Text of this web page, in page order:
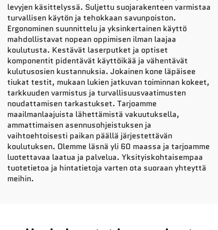
levyjen käsittelyssä. Suljettu suojarakenteen varmistaa
turvallisen käytön ja tehokkaan savunpoiston.
Ergonominen suunnittelu ja yksinkertainen käyttö
mahdollistavat nopean oppimisen ilman laajaa
koulutusta. Kestävät laserputket ja optiset
komponentit pidentävät käyttöikää ja vähentävät
kulutusosien kustannuksia. Jokainen kone läpäisee
tiukat testit, mukaan lukien jatkuvan toiminnan kokeet,
tarkkuuden varmistus ja turvallisuusvaatimusten
noudattamisen tarkastukset. Tarjoamme
maailmanlaajuista lähettämistä vakuutuksella,
ammattimaisen asennusohjeistuksen ja
vaihtoehtoisesti paikan päällä järjestettävän
koulutuksen. Olemme läsnä yli 60 maassa ja tarjoamme
luotettavaa laatua ja palvelua. Yksityiskohtaisempaa
tuotetietoa ja hintatietoja varten ota suoraan yhteyttä
meihin.